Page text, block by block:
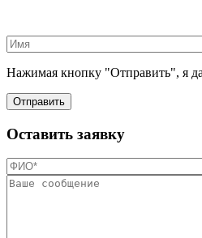
Нажимая кнопку "Отправить", я
Отправить
Оставить заявку